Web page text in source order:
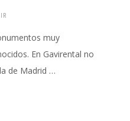
muy
En Gavirental no
de Madrid …